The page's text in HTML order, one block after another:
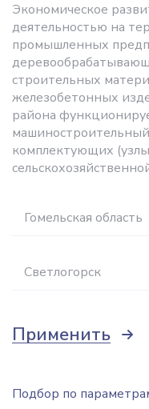
Экономическое
деятельностью на
промышленных
строительных
железобетонных
района
комплектующих
Гомельская область
Светлогорск
Применить
Подбор по